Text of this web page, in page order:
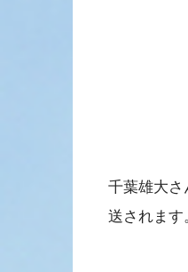
千葉雄大さ
送されます